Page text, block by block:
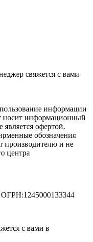
свяжется с вами
информации
носит информационный
является офертой.
обозначения
производителю и не
центра
с вами в